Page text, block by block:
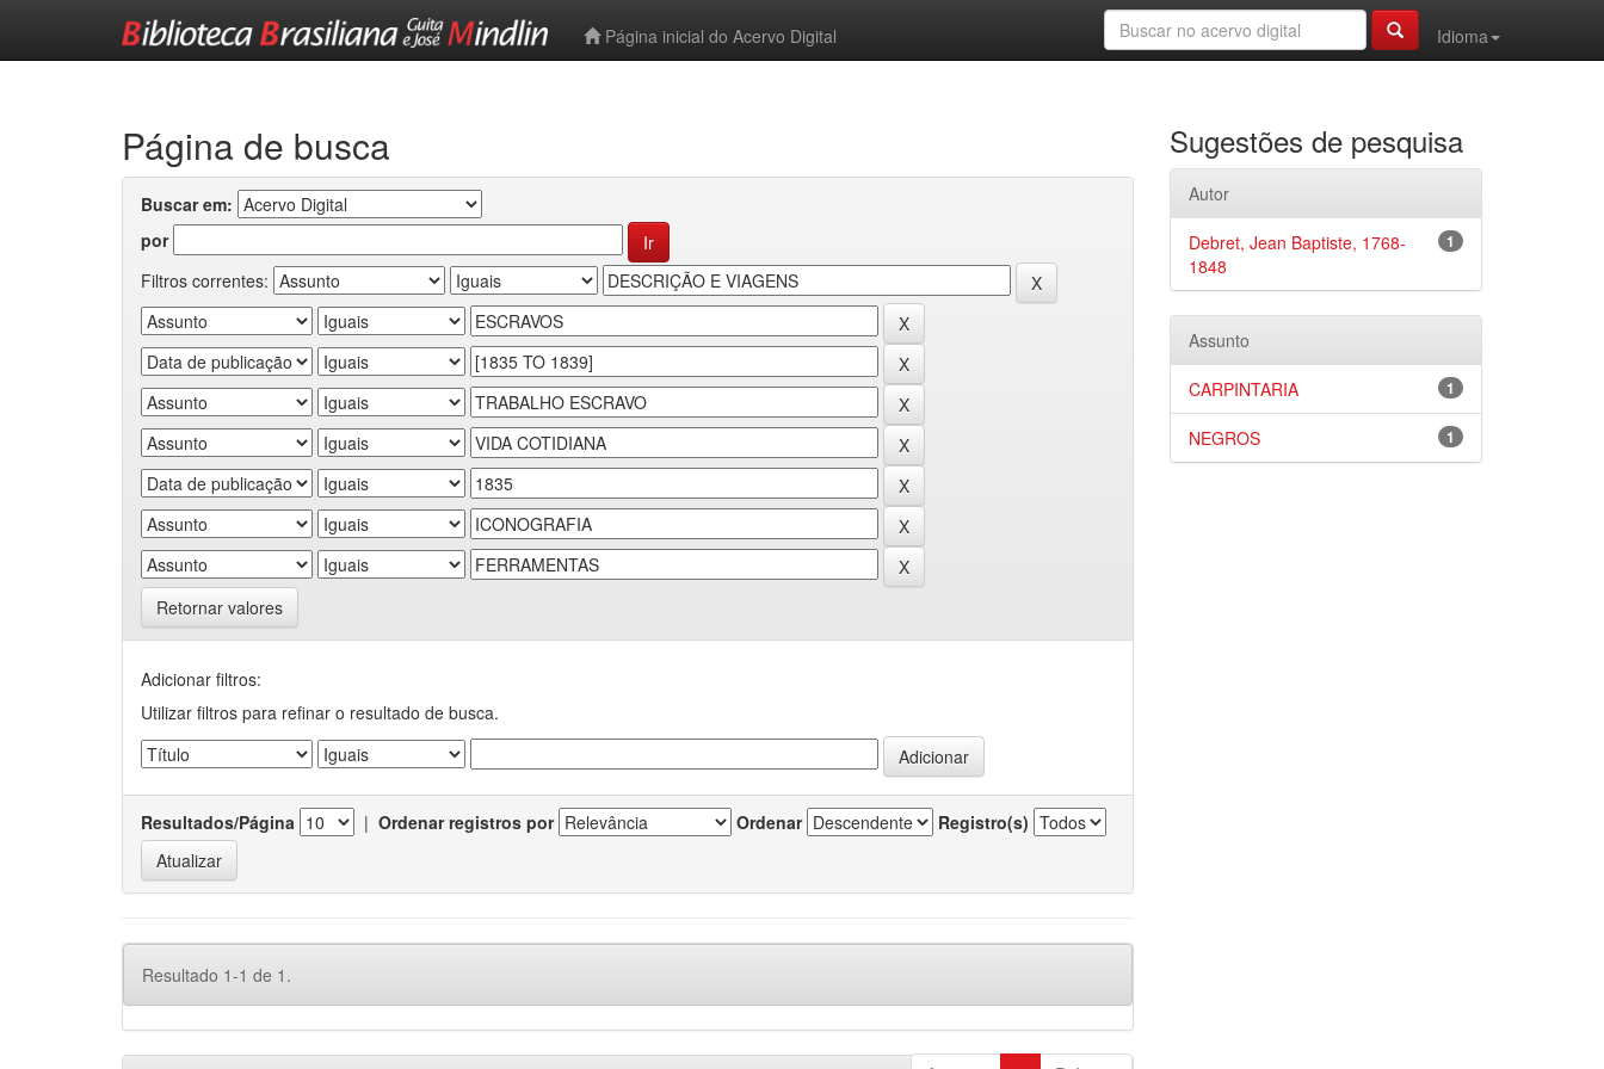
Página inicial do Acervo Digital
Idioma
Página de busca
Buscar em:
por
Filtros correntes:
Retornar valores
Adicionar filtros:
Utilizar filtros para refinar o resultado de busca.
Resultados/Página | Ordenar registros por Ordenar Registro(s)
Resultado 1-1 de 1.
Sugestões de pesquisa
Autor
1
Debret, Jean Baptiste, 1768-
1848
Assunto
1
CARPINTARIA
1
NEGROS